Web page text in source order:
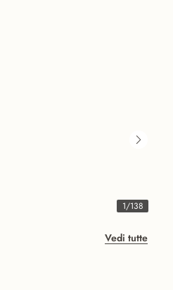
1/138
Vedi tutte